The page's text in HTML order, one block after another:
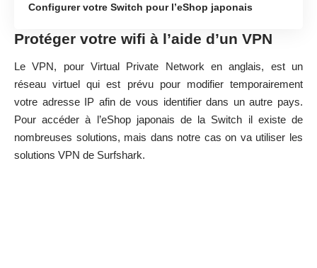
Configurer votre Switch pour l’eShop japonais
Protéger votre wifi à l’aide d’un VPN
Le VPN, pour Virtual Private Network en anglais, est un
réseau virtuel qui est prévu pour modifier temporairement
votre adresse IP afin de vous identifier dans un autre pays.
Pour accéder à l’eShop japonais de la Switch il existe de
nombreuses solutions, mais dans notre cas on va utiliser les
solutions VPN de Surfshark.